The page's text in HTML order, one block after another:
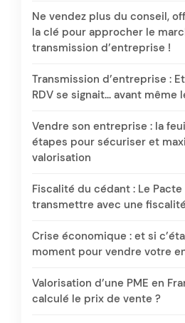
Ne vendez plus du conseil,
la clé pour approcher le
transmission d’entreprise !
Transmission d’entreprise :
RDV se signait… avant même
Vendre son entreprise : la
étapes pour sécuriser et
valorisation
Fiscalité du cédant : Le
transmettre avec une
Crise économique : et si
moment pour vendre votre
Valorisation d’une PME en
calculé le prix de vente ?